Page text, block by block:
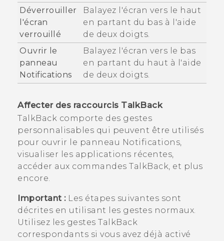
Déverrouiller
l'écran
verrouillé
Balayez l'écran vers le haut
en partant du bas à l'aide
de deux doigts.
Ouvrir le
panneau
Notifications
Balayez l'écran vers le bas
en partant du haut à l'aide
de deux doigts.
Affecter des raccourcis TalkBack
TalkBack comporte des gestes
personnalisables qui peuvent être utilisés
pour ouvrir le panneau Notifications,
visualiser les applications récentes,
accéder aux commandes TalkBack , et plus
encore.
Important :Les étapes suivantes sont
décrites en utilisant les gestes normaux.
Utilisez les gestes TalkBack
correspondants si vous avez déjà activé